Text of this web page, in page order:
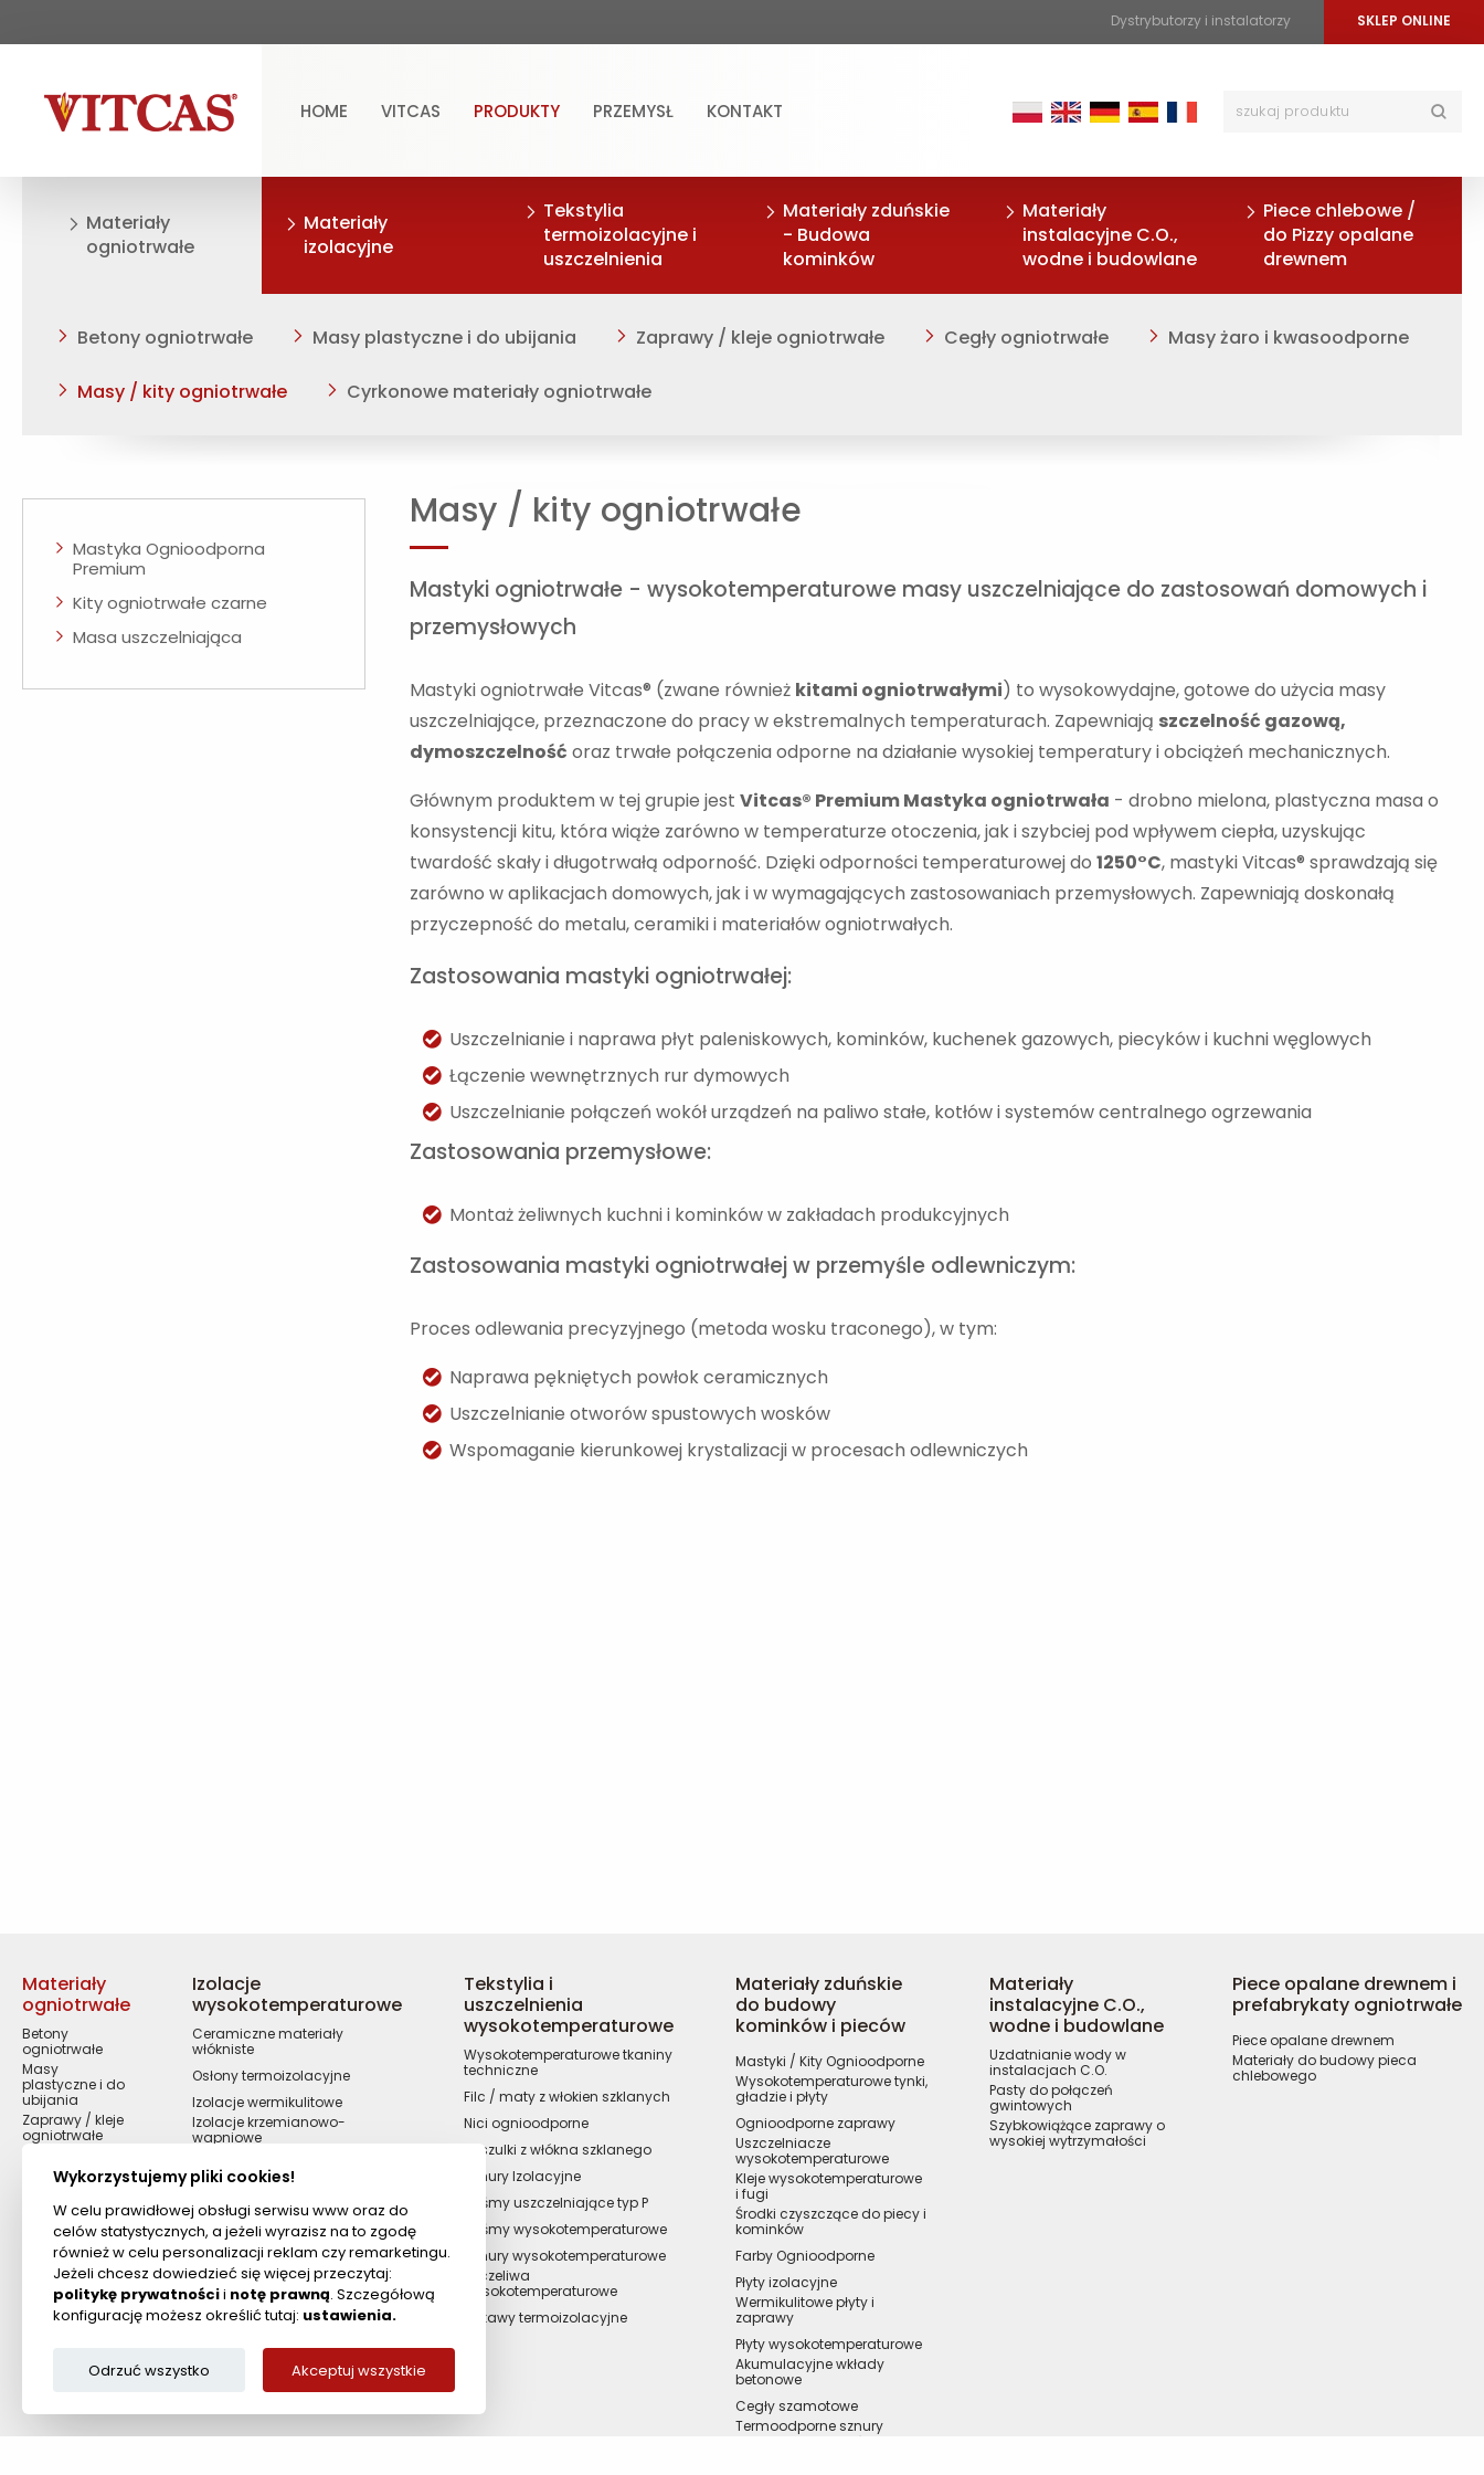
Dystrybutorzy i instalatorzy SKLEP ONLINE
HOME VITCAS PRODUKTY PRZEMYSŁ KONTAKT
Materiały
ogniotrwałe
Materiały
izolacyjne
Tekstylia
termoizolacyjne i
uszczelnienia
Materiały zduńskie
- Budowa
kominków
Materiały
instalacyjne C.O.,
wodne i budowlane
Piece chlebowe /
do Pizzy opalane
drewnem
Betony ogniotrwałe Masy plastyczne i do ubijania Zaprawy / kleje ogniotrwałe Cegły ogniotrwałe Masy żaro i kwasoodporne
Masy / kity ogniotrwałe Cyrkonowe materiały ogniotrwałe
Mastyka Ognioodporna
Premium
Kity ogniotrwałe czarne
Masa uszczelniająca
Masy / kity ogniotrwałe
Mastyki ogniotrwałe - wysokotemperaturowe masy uszczelniające do zastosowań domowych i
przemysłowych
Mastyki ogniotrwałe Vitcas® (zwane również kitami ogniotrwałymi) to wysokowydajne, gotowe do użycia masy
uszczelniające, przeznaczone do pracy w ekstremalnych temperaturach. Zapewniają szczelność gazową,
dymoszczelność oraz trwałe połączenia odporne na działanie wysokiej temperatury i obciążeń mechanicznych.
Głównym produktem w tej grupie jest Vitcas® Premium Mastyka ogniotrwała - drobno mielona, plastyczna masa o
konsystencji kitu, która wiąże zarówno w temperaturze otoczenia, jak i szybciej pod wpływem ciepła, uzyskując
twardość skały i długotrwałą odporność. Dzięki odporności temperaturowej do 1250°C, mastyki Vitcas® sprawdzają się
zarówno w aplikacjach domowych, jak i w wymagających zastosowaniach przemysłowych. Zapewniają doskonałą
przyczepność do metalu, ceramiki i materiałów ogniotrwałych.
Zastosowania mastyki ogniotrwałej:
Uszczelnianie i naprawa płyt paleniskowych, kominków, kuchenek gazowych, piecyków i kuchni węglowych
Łączenie wewnętrznych rur dymowych
Uszczelnianie połączeń wokół urządzeń na paliwo stałe, kotłów i systemów centralnego ogrzewania
Zastosowania przemysłowe:
Montaż żeliwnych kuchni i kominków w zakładach produkcyjnych
Zastosowania mastyki ogniotrwałej w przemyśle odlewniczym:
Proces odlewania precyzyjnego (metoda wosku traconego), w tym:
Naprawa pękniętych powłok ceramicznych
Uszczelnianie otworów spustowych wosków
Wspomaganie kierunkowej krystalizacji w procesach odlewniczych
Materiały
ogniotrwałe
Betony
ogniotrwałe
Masy
plastyczne i do
ubijania
Zaprawy / kleje
ogniotrwałe
ogniotrwałe
Masy żaro i
kwasoodporne
Masy / kity
ogniotrwałe
Cyrkonowe
materiały
ogniotrwałe
Izolacje
wysokotemperaturowe
Ceramiczne materiały
włókniste
Osłony termoizolacyjne
Izolacje wermikulitowe
Izolacje krzemianowo-
wapniowe
Tekstylia i
uszczelnienia
wysokotemperaturowe
Wysokotemperaturowe tkaniny
techniczne
Filc / maty z włokien szklanych
Nici ognioodporne
Koszulki z włókna szklanego
Sznury Izolacyjne
Taśmy uszczelniające typ P
Taśmy wysokotemperaturowe
Sznury wysokotemperaturowe
Szczeliwa
wysokotemperaturowe
Rękawy termoizolacyjne
Materiały zduńskie
do budowy
kominków i pieców
Mastyki / Kity Ognioodporne
Wysokotemperaturowe tynki,
gładzie i płyty
Ognioodporne zaprawy
Uszczelniacze
wysokotemperaturowe
Kleje wysokotemperaturowe
i fugi
Środki czyszczące do piecy i
kominków
Farby Ognioodporne
Płyty izolacyjne
Wermikulitowe płyty i
zaprawy
Płyty wysokotemperaturowe
Akumulacyjne wkłady
betonowe
Cegły szamotowe
Termoodporne sznury
uszczelniające, taśmy i
Materiały
instalacyjne C.O.,
wodne i budowlane
Uzdatnianie wody w
instalacjach C.O.
Pasty do połączeń
gwintowych
Szybkowiążące zaprawy o
wysokiej wytrzymałości
Piece opalane drewnem i
prefabrykaty ogniotrwałe
Piece opalane drewnem
Materiały do budowy pieca
chlebowego
Wykorzystujemy pliki cookies!
W celu prawidłowej obsługi serwisu www oraz do
celów statystycznych, a jeżeli wyrazisz na to zgodę
również w celu personalizacji reklam czy remarketingu.
Jeżeli chcesz dowiedzieć się więcej przeczytaj:
politykę prywatnościi notę prawną. Szczegółową
konfigurację możesz określić tutaj: ustawienia.
Odrzuć wszystko Akceptuj wszystkie